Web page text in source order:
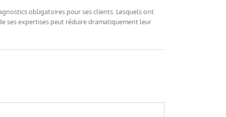
obligatoires pour ses clients. Lesquels ont
ses expertises peut réduire dramatiquement leur